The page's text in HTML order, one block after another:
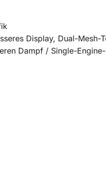
Display, Dual-Mesh-
Dampf / Single-